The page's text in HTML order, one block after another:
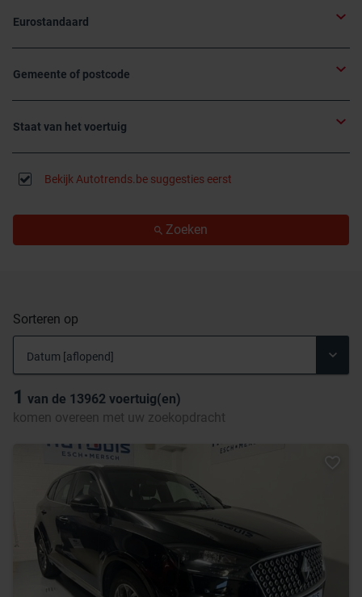
Eurostandaard
Gemeente of postcode
Staat van het voertuig
Bekijk Autotrends.be suggesties eerst
Zoeken
1 van de 13962 voertuig(en)
komen overeen met uw zoekopdracht
Sorteren op